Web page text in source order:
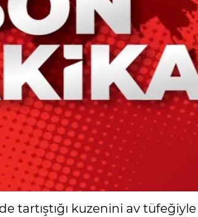
tartıştığı kuzenini av